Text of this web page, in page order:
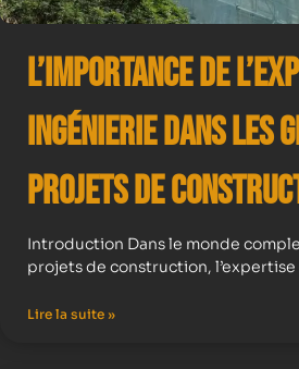
L’importance de
ingénierie dans les
projets de
Introduction Dans le monde
projets de construction,
Lire la suite »